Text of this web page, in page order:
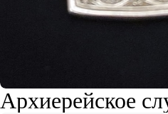
Архиерейское